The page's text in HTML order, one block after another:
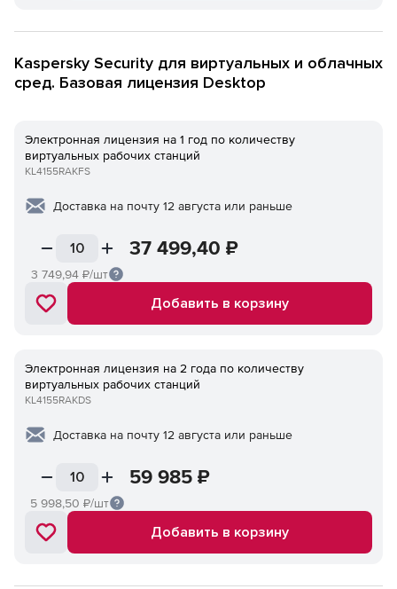
Kaspersky Security для виртуальных и облачных
сред. Базовая лицензия Desktop
Электронная лицензия на 1 год по количеству
виртуальных рабочих станций
KL4155RAKFS
Доставка на почту 12 августа или раньше
3 749,94₽/шт
37 499,40 ₽
Добавить в корзину
Электронная лицензия на 2 года по количеству
виртуальных рабочих станций
KL4155RAKDS
Доставка на почту 12 августа или раньше
5 998,50 ₽/шт
59 985 ₽
Добавить в корзину